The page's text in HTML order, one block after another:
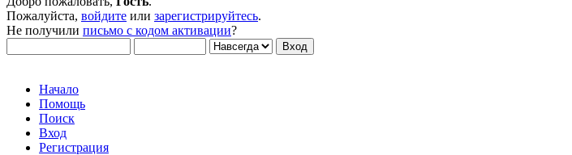
Пожалуйста, войдите или зарегистрируйтесь.
Не получили письмо с кодом активации?
Начало
Помощь
Поиск
Вход
Регистрация